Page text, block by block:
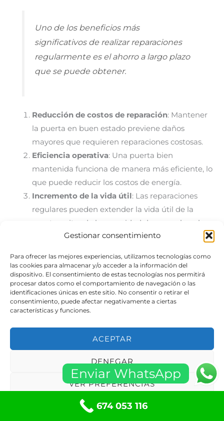
Gestionar consentimiento
Para ofrecer las mejores experiencias, utilizamos tecnologías como
las cookies para almacenar y/o acceder a la información del
dispositivo. El consentimiento de estas tecnologías nos permitirá
procesar datos como el comportamiento de navegación o las
identificaciones únicas en este sitio. No consentir o retirar el
consentimiento, puede afectar negativamente a ciertas
características y funciones.
ACEPTAR
DENEGAR
VER PREFERENCIAS
Política de cookiesPolíticas de privacidad
Uno de los beneficios más
significativos de realizar reparaciones
regularmente es el ahorro a largo plazo
que se puede obtener.
Reducción de costos de reparación: Mantener
la puerta en buen estado previene daños
mayores que requieren reparaciones costosas.
Eficiencia operativa: Una puerta bien
mantenida funciona de manera más eficiente, lo
que puede reducir los costos de energía.
Incremento de la vida útil: Las reparaciones
regulares pueden extender la vida útil de la
puerta, evitando la necesidad de reemplazarla
prematuramente.
Mejora de la seguridad del hogar
La seguridad es un aspecto
fundamental que se ve beneficiado
por un mantenimiento regular.
Prevención de robos : Una puerta de garaje en
mal estado puede ser un punto vulnerable para
los ladrones. Mantenerla en buen estado ayuda a
proteger el hogar.
Enviar WhatsApp
674 053 116